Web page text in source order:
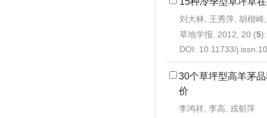
刘大林, 王秀萍, 胡楷
草地学报. 2012, 20 (5
DOI: 10.11733/
30个草坪型高羊茅
价
李鸿祥, 李高, 戎郁萍